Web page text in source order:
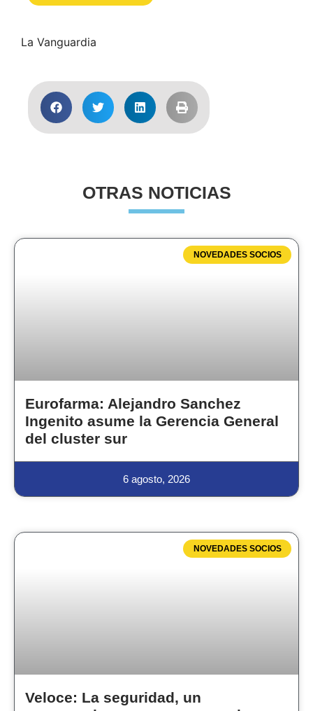
La Vanguardia
OTRAS NOTICIAS
NOVEDADES SOCIOS
Eurofarma: Alejandro Sanchez
Ingenito asume la Gerencia General
del cluster sur
6 agosto, 2026
NOVEDADES SOCIOS
Veloce: La seguridad, un